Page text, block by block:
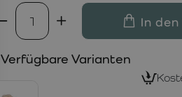
In
Verfügbare Varianten